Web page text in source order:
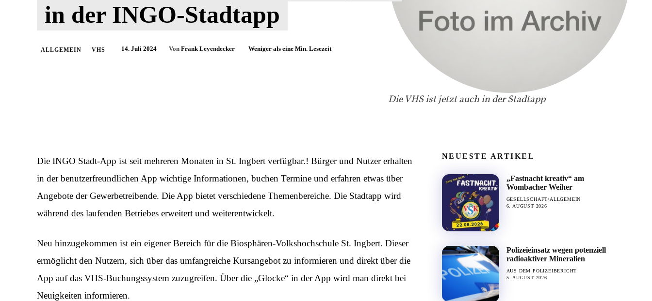
Die VHS ist jetzt auch in der Stadtapp
in der INGO-Stadtapp
ALLGEMEIN VHS 14. Juli 2024 Von Frank Leyendecker Weniger als eine Min. Lesezeit
Die INGO Stadt-App ist seit mehreren Monaten in St. Ingbert verfügbar.! Bürger und Nutzer erhalten
in der benutzerfreundlichen App wichtige Informationen, buchen Termine und erfahren etwas über
Angebote der Gewerbetreibende. Die App bietet verschiedene Themenbereiche. Die Stadtapp wird
während des laufenden Betriebes erweitert und weiterentwickelt.
Neu hinzugekommen ist ein eigener Bereich für die Biosphären-Volkshochschule St. Ingbert. Dieser
ermöglicht den Nutzern, sich über das umfangreiche Kursangebot zu informieren und direkt über die
App auf das VHS-Buchungssystem zuzugreifen. Über die „Glocke“ in der App wird man direkt bei
Neuigkeiten informieren.
NEUESTE ARTIKEL
„Fastnacht kreativ“ am
Wombacher Weiher
GESELLSCHAFT/ALLGEMEIN
6. AUGUST 2026
Polizeieinsatz wegen potenziell
radioaktiver Mineralien
AUS DEM POLIZEIBERICHT
5. AUGUST 2026